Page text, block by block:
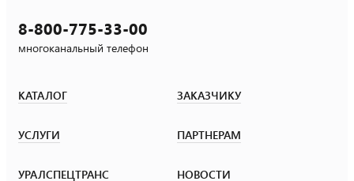
8-800-775-33-00
многоканальный телефон
КАТАЛОГ ЗАКАЗЧИКУ
УСЛУГИ ПАРТНЕРАМ
УРАЛСПЕЦТРАНС НОВОСТИ